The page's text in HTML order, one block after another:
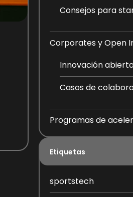
Consejos para
Corporates y Open
Innovación
Casos de
Programas de
Etiquetas
sportstech